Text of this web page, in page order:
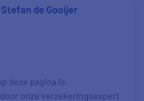
Stefan de Gooijer
deze pagina is
onze verzekeringsexpert